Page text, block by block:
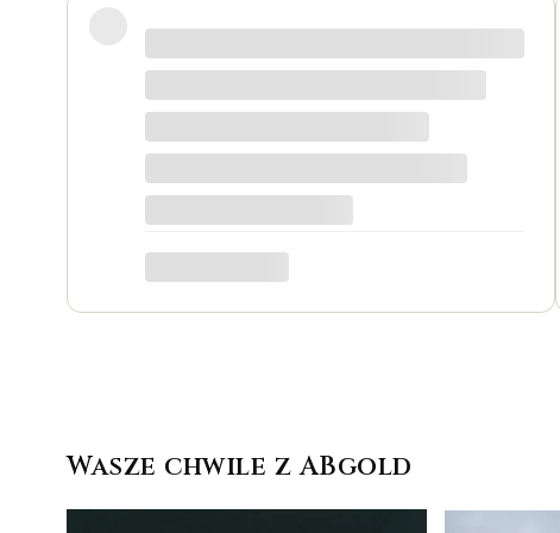
siebie. Do tego grawer w pierścionku udało
miejsce.
Wasze chwile z ABgold